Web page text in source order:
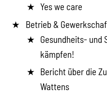
Yes we care
Betrieb &
Gesundheits- und
kämpfen!
Bericht über die
Wattens